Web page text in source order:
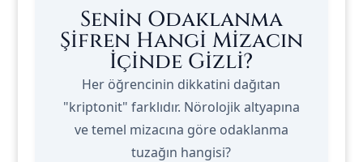
Senin Odaklanma
Şifren Hangi Mizacın
İçinde Gizli?
Her öğrencinin dikkatini dağıtan
"kriptonit" farklıdır. Nörolojik altyapına
ve temel mizacına göre odaklanma
tuzağın hangisi?